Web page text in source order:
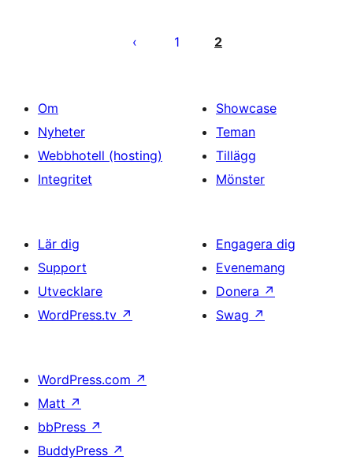
1 2
Om
Nyheter
Webbhotell (hosting)
Integritet
Showcase
Teman
Tillägg
Mönster
Lär dig
Support
Utvecklare
WordPress.tv ↗
Engagera dig
Evenemang
Donera ↗
Swag ↗
WordPress.com ↗
Matt ↗
bbPress ↗
BuddyPress ↗